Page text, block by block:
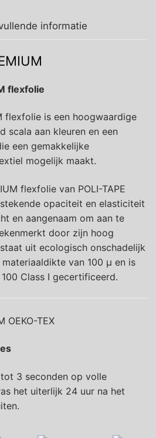
informatie
flexfolie
flexfolie is een hoogwaardige
scala aan kleuren en een
een gemakkelijke
mogelijk maakt.
flexfolie van POLI-TAPE
opaciteit en elasticiteit
en aangenaam om aan te
door zijn hoog
uit ecologisch onschadelijk
van 100 µ en is
100 Class I gecertificeerd.
3 seconden op volle
het uiterlijk 24 uur na het